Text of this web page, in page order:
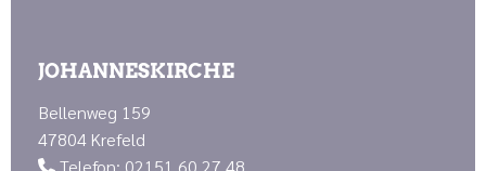
JOHANNESKIRCHE
Bellenweg 159
47804 Krefeld
 Telefon: 02151 60 27 48